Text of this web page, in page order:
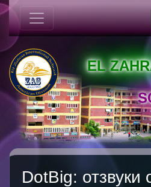
EL
DotBig: отзвуки